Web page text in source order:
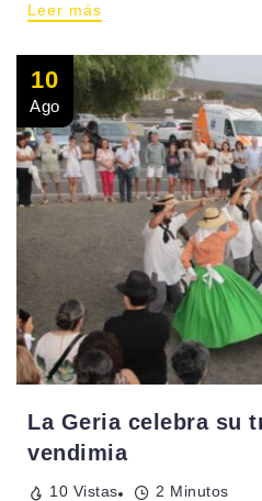
Leer más
10
Ago
La Geria celebra su
vendimia
10 Vistas 2 Minutos